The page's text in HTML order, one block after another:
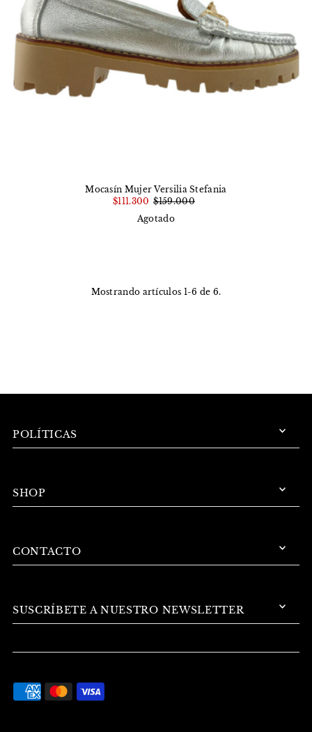
Mocasín Mujer Versilia Stefania
$111.300 $159.000
Agotado
Mostrando artículos 1-6 de 6.
POLÍTICAS
SHOP
CONTACTO
SUSCRÍBETE A NUESTRO NEWSLETTER